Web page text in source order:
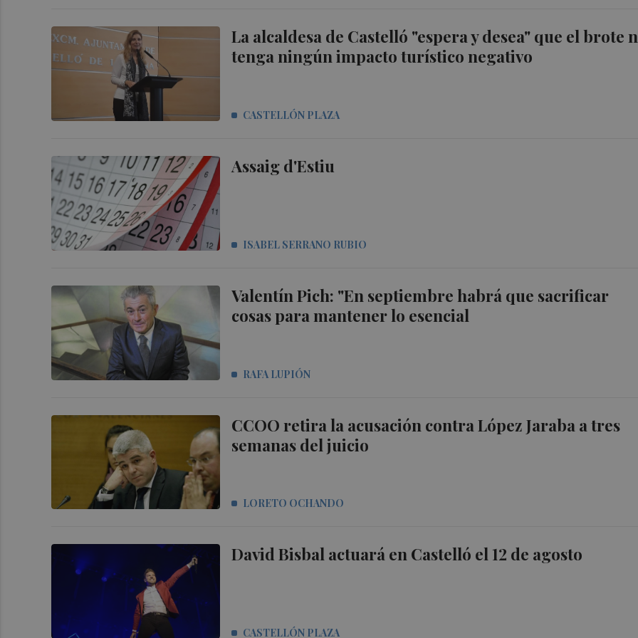
La alcaldesa de Castelló "espera y desea" que el brote
tenga ningún impacto turístico negativo
CASTELLÓN PLAZA
Assaig d'Estiu
ISABEL SERRANO RUBIO
Valentín Pich: "En septiembre habrá que sacrificar
cosas para mantener lo esencial
RAFA LUPIÓN
CCOO retira la acusación contra López Jaraba a tres
semanas del juicio
LORETO OCHANDO
David Bisbal actuará en Castelló el 12 de agosto
CASTELLÓN PLAZA